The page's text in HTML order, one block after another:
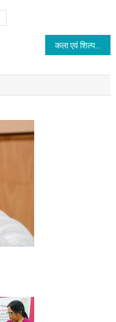
कला एवं शिल्प महाविद्यालय में जल, जीवन, हरियाली दिवस मनाया गया